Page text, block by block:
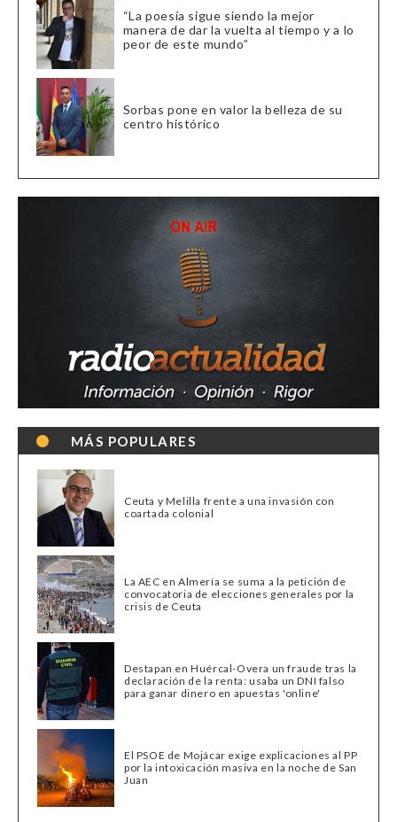
“La poesía sigue siendo la mejor
manera de dar la vuelta al tiempo y a lo
peor de este mundo”
Sorbas pone en valor la belleza de su
centro histórico
MÁS POPULARES
Ceuta y Melilla frente a una invasión con
coartada colonial
La AEC en Almería se suma a la petición de
convocatoria de elecciones generales por la
crisis de Ceuta
Destapan en Huércal-Overa un fraude tras la
declaración de la renta: usaba un DNI falso
para ganar dinero en apuestas 'online'
El PSOE de Mojácar exige explicaciones al PP
por la intoxicación masiva en la noche de San
Juan